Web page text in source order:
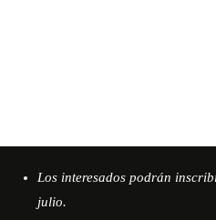
Los interesados podrán
julio.